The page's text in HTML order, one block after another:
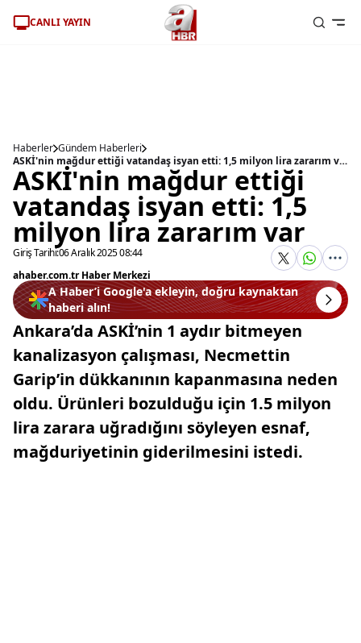
CANLI YAYIN
Haberler Gündem Haberleri
ASKİ'nin mağdur ettiği vatandaş isyan etti: 1,5 milyon lira zararım var
ASKİ'nin mağdur ettiği
vatandaş isyan etti: 1,5
milyon lira zararım var
Giriş Tarihi:06 Aralık 2025 08:44
ahaber.com.tr Haber Merkezi
A Haber’i Google'a ekleyin, doğru kaynaktan
haberi alın!
Ankara’da ASKİ’nin 1 aydır bitmeyen
kanalizasyon çalışması, Necmettin
Garip’in dükkanının kapanmasına neden
oldu. Ürünleri bozulduğu için 1.5 milyon
lira zarara uğradığını söyleyen esnaf,
mağduriyetinin giderilmesini istedi.